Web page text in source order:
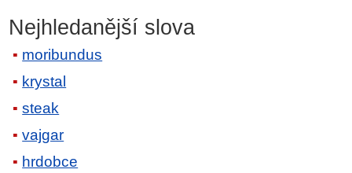
Nejhledanější slova
moribundus
krystal
steak
vajgar
hrdobce